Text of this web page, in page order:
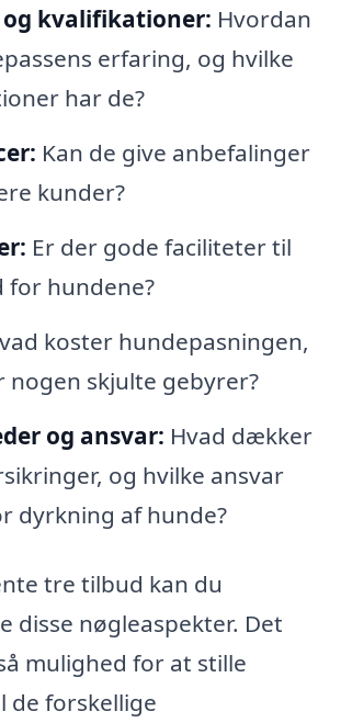
kvalifikationer: Hvordan
erfaring, og hvilke
har de?
Kan de give anbefalinger
kunder?
Er der gode faciliteter til
for hundene?
koster hundepasningen,
nogen skjulte gebyrer?
og ansvar: Hvad dækker
og hvilke ansvar
dyrkning af hunde?
tre tilbud kan du
disse nøgleaspekter. Det
mulighed for at stille
de forskellige